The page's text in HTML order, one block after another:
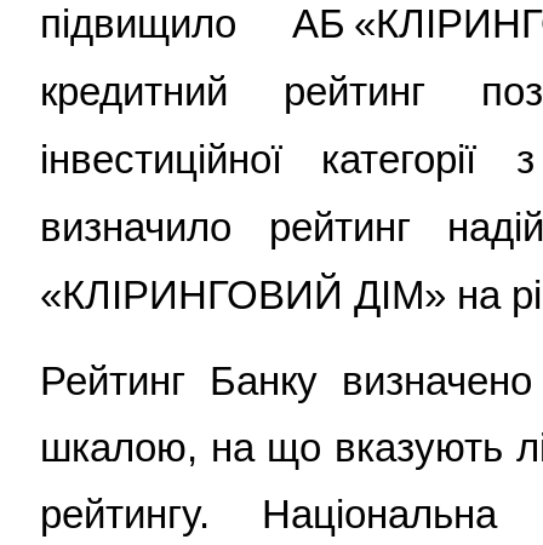
підвищило АБ
кредитний рейтинг
інвестиційної
визначило рейтинг
«КЛІРИНГОВИЙ ДІМ» на
Рейтинг Банку
шкалою, на що вказують
рейтингу.